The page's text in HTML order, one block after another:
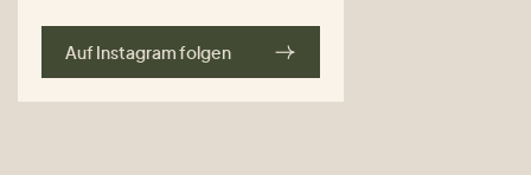
Auf Instagram folgen